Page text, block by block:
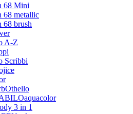
68 Mini
68 metallic
68 brush
A-Z
Scribbi
3 in 1